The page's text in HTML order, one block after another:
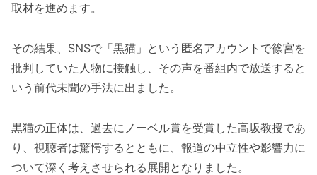
取材を進めます。
その結果、SNSで「黒猫」という匿名アカウントで篠宮を
批判していた人物に接触し、その声を番組内で放送すると
いう前代未聞の手法に出ました。
黒猫の正体は、過去にノーベル賞を受賞した高坂教授であ
り、視聴者は驚愕するとともに、報道の中立性や影響力に
ついて深く考えさせられる展開となりました。